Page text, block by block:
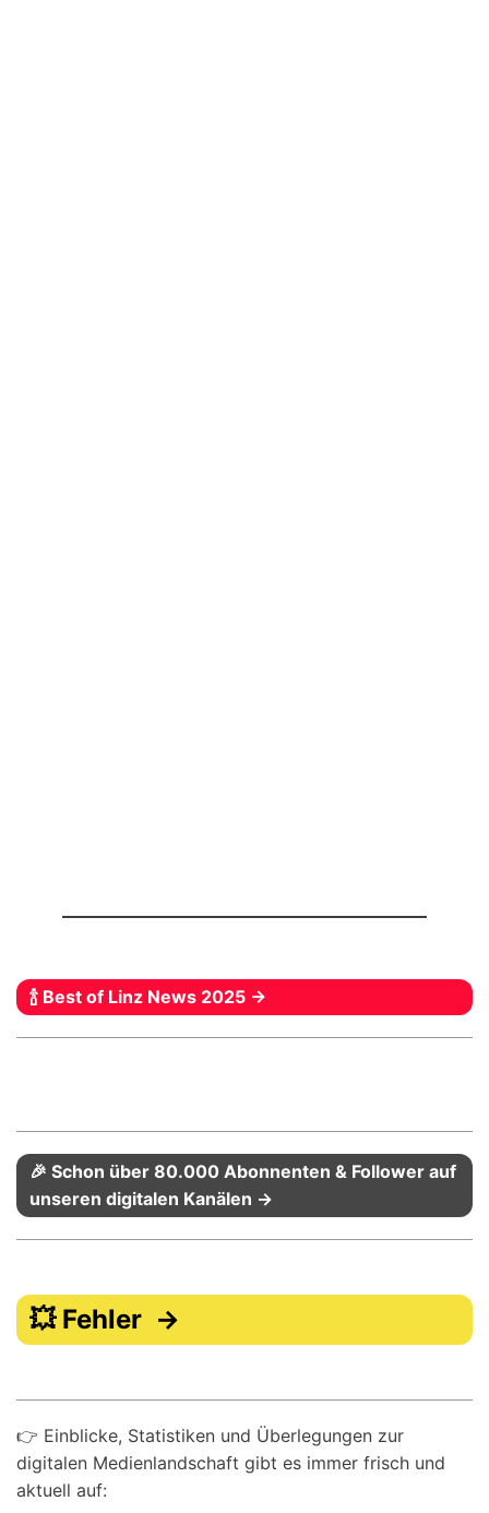
🍾 Best of Linz News 2025 →
🎉 Schon über 80.000 Abonnenten & Follower auf
unseren digitalen Kanälen →
💥 Fehler →
👉 Einblicke, Statistiken und Überlegungen zur
digitalen Medienlandschaft gibt es immer frisch und
aktuell auf: